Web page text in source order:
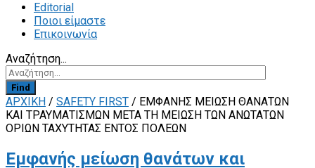
Editorial
Ποιοι είμαστε
Επικοινωνία
Αναζήτηση...
Find
ΑΡΧΙΚΗ / SAFETY FIRST / ΕΜΦΑΝΉΣ ΜΕΊΩΣΗ ΘΑΝΆΤΩΝ
ΚΑΙ ΤΡΑΥΜΑΤΙΣΜΏΝ ΜΕΤΆ ΤΗ ΜΕΊΩΣΗ ΤΩΝ ΑΝΏΤΑΤΩΝ
ΟΡΊΩΝ ΤΑΧΎΤΗΤΑΣ ΕΝΤΌΣ ΠΌΛΕΩΝ
Εμφανής μείωση θανάτων και